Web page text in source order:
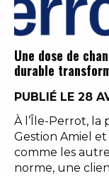
Une dose de
durable
PUBLIÉ LE 28
À l’Île-Perrot, la
Gestion Amiel
comme les
norme, une